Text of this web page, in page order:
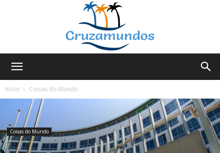
Início
Coisas do Mundo
Coisas do Mundo